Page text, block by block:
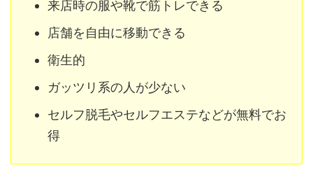
来店時の服や靴で筋トレできる
店舗を自由に移動できる
衛生的
ガッツリ系の人が少ない
セルフ脱毛やセルフエステなどが無料でお
得